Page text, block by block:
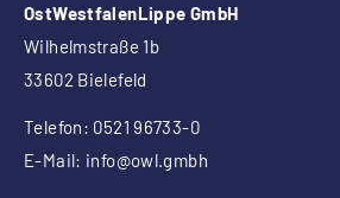
OstWestfalenLippe GmbH
Wilhelmstraße 1b
33602 Bielefeld
Telefon: 0521 96733-0
E-Mail: info@owl.gmbh